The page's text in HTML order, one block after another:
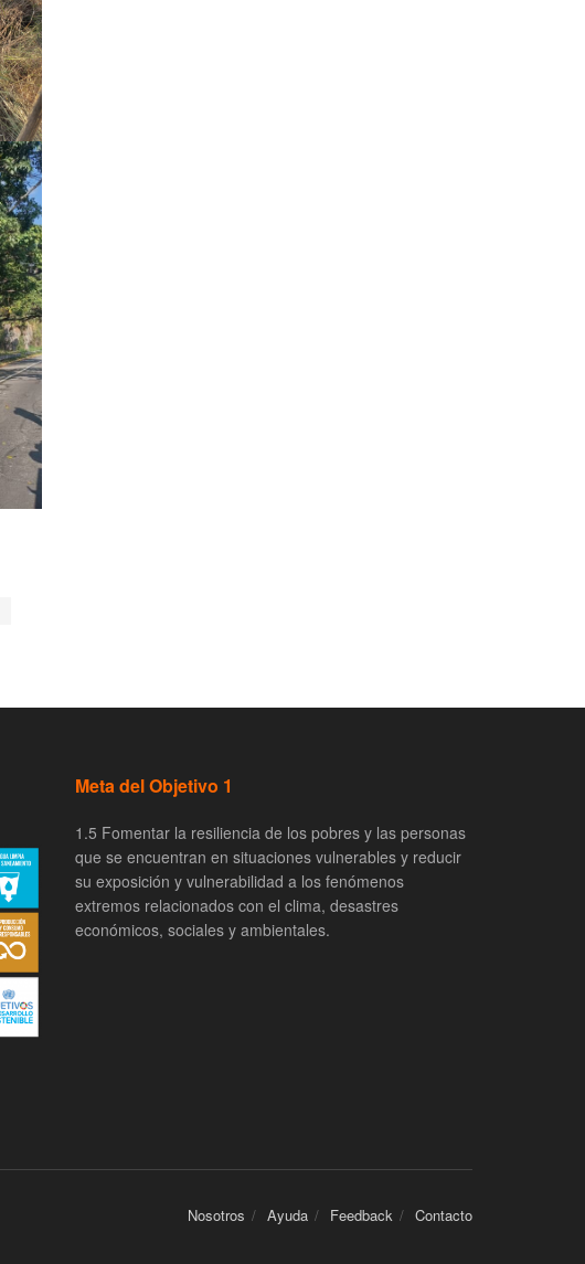
Meta del Objetivo 1
1.5 Fomentar la resiliencia de los pobres y las personas
que se encuentran en situaciones vulnerables y reducir
su exposición y vulnerabilidad a los fenómenos
extremos relacionados con el clima, desastres
económicos, sociales y ambientales.
Nosotros Ayuda Feedback Contacto